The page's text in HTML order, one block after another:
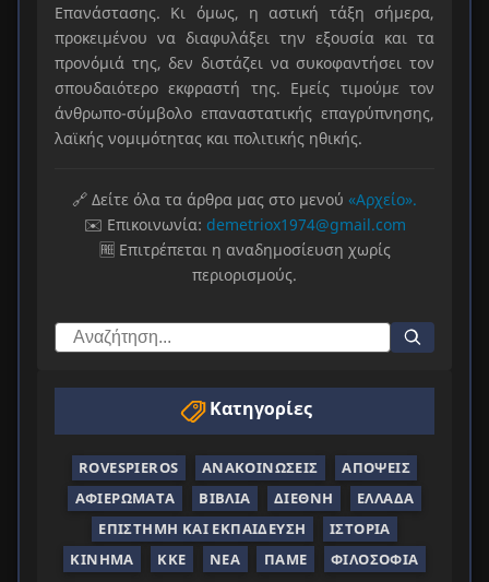
Επανάστασης. Κι όμως, η αστική τάξη σήμερα,
προκειμένου να διαφυλάξει την εξουσία και τα
προνόμιά της, δεν διστάζει να συκοφαντήσει τον
σπουδαιότερο εκφραστή της. Εμείς τιμούμε τον
άνθρωπο-σύμβολο επαναστατικής επαγρύπνησης,
λαϊκής νομιμότητας και πολιτικής ηθικής.
🔗 Δείτε όλα τα άρθρα μας στο μενού «Αρχείο».
✉️ Επικοινωνία: demetriox1974@gmail.com
🆓 Επιτρέπεται η αναδημοσίευση χωρίς
περιορισμούς.
Κατηγορίες
ROVESPIEROS ΑΝΑΚΟΙΝΏΣΕΙΣ
ΑΠΌΨΕΙΣ
ΑΦΙΕΡΏΜΑΤΑ
ΒΙΒΛΊΑ ΔΙΕΘΝΉ
ΕΛΛΆΔΑ
ΕΠΙΣΤΉΜΗ ΚΑΙ ΕΚΠΑΊΔΕΥΣΗ
ΙΣΤΟΡΊΑ
ΚΊΝΗΜΑ
ΚΚΕ ΝΈΑ ΠΑΜΕ ΦΙΛΟΣΟΦΊΑ